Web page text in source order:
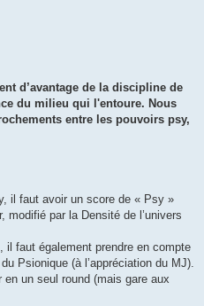
d’avantage de la discipline de
du milieu qui l'entoure. Nous
entre les pouvoirs psy,
il faut avoir un score de « Psy »
modifié par la Densité de l’univers
faut également prendre en compte
Psionique (à l’appréciation du MJ).
un seul round (mais gare aux